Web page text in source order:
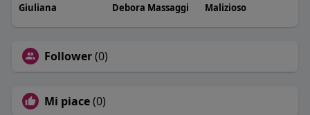
Giuliana Debora Massaggi Malizioso
Follower(0)
Mi piace(0)